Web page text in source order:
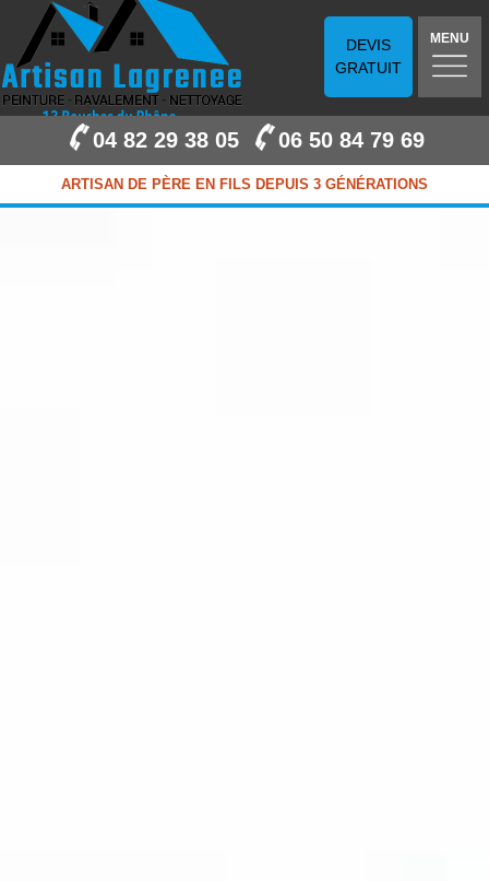
DEVIS
GRATUIT
MENU
04 82 29 38 05 06 50 84 79 69
ARTISAN DE PÈRE EN FILS DEPUIS 3 GÉNÉRATIONS